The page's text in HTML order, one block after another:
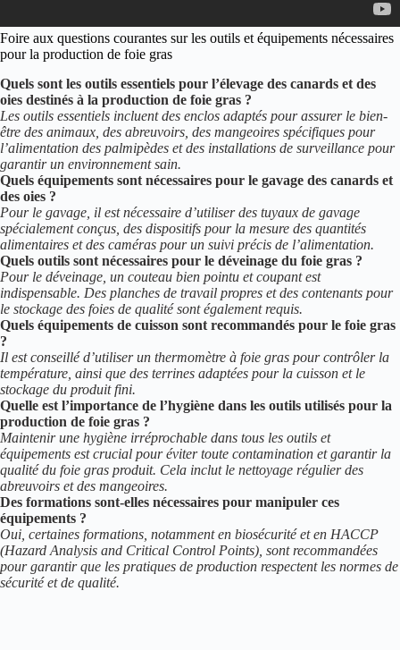
Foire aux questions courantes sur les outils et équipements nécessaires
pour la production de foie gras
Quels sont les outils essentiels pour l’élevage des canards et des
oies destinés à la production de foie gras ?
Les outils essentiels incluent des enclos adaptés pour assurer le bien-
être des animaux, des abreuvoirs, des mangeoires spécifiques pour
l’alimentation des palmipèdes et des installations de surveillance pour
garantir un environnement sain.
Quels équipements sont nécessaires pour le gavage des canards et
des oies ?
Pour le gavage, il est nécessaire d’utiliser des tuyaux de gavage
spécialement conçus, des dispositifs pour la mesure des quantités
alimentaires et des caméras pour un suivi précis de l’alimentation.
Quels outils sont nécessaires pour le déveinage du foie gras ?
Pour le déveinage, un couteau bien pointu et coupant est
indispensable. Des planches de travail propres et des contenants pour
le stockage des foies de qualité sont également requis.
Quels équipements de cuisson sont recommandés pour le foie gras
?
Il est conseillé d’utiliser un thermomètre à foie gras pour contrôler la
température, ainsi que des terrines adaptées pour la cuisson et le
stockage du produit fini.
Quelle est l’importance de l’hygiène dans les outils utilisés pour la
production de foie gras ?
Maintenir une hygiène irréprochable dans tous les outils et
équipements est crucial pour éviter toute contamination et garantir la
qualité du foie gras produit. Cela inclut le nettoyage régulier des
abreuvoirs et des mangeoires.
Des formations sont-elles nécessaires pour manipuler ces
équipements ?
Oui, certaines formations, notamment en biosécurité et en HACCP
(Hazard Analysis and Critical Control Points), sont recommandées
pour garantir que les pratiques de production respectent les normes de
sécurité et de qualité.